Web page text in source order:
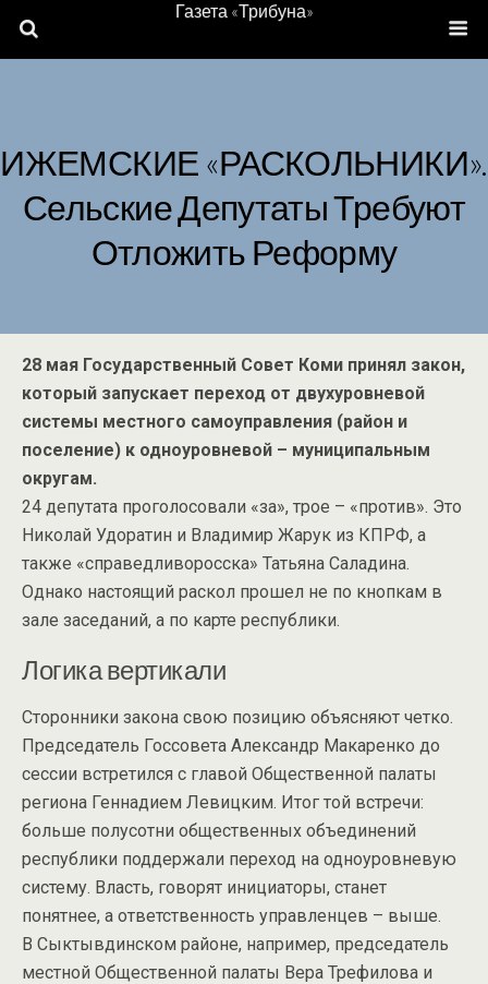
Газета «Трибуна»
ИЖЕМСКИЕ «РАСКОЛЬНИКИ».
Сельские Депутаты Требуют
Отложить Реформу
28 мая Государственный Совет Коми принял закон,
который запускает переход от двухуровневой
системы местного самоуправления (район и
поселение) к одноуровневой – муниципальным
округам.
24 депутата проголосовали «за», трое – «против». Это
Николай Удоратин и Владимир Жарук из КПРФ, а
также «справедливоросска» Татьяна Саладина.
Однако настоящий раскол прошел не по кнопкам в
зале заседаний, а по карте республики.
Логика вертикали
Сторонники закона свою позицию объясняют четко.
Председатель Госсовета Александр Макаренко до
сессии встретился с главой Общественной палаты
региона Геннадием Левицким. Итог той встречи:
больше полусотни общественных объединений
республики поддержали переход на одноуровневую
систему. Власть, говорят инициаторы, станет
понятнее, а ответственность управленцев – выше.
В Сыктывдинском районе, например, председатель
местной Общественной палаты Вера Трефилова и